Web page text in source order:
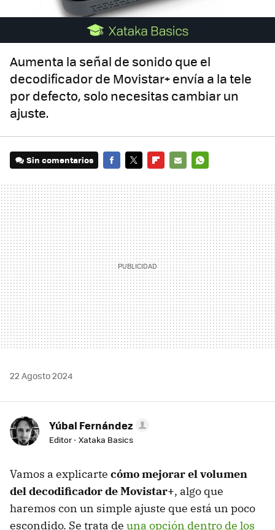
Aumenta la señal de sonido que el
decodificador de Movistar+ envía a la tele
por defecto, solo necesitas cambiar un
ajuste.
Sin comentarios
MAIL
22 Agosto 2024
Yúbal Fernández
Editor - Xataka Basics
Vamos a explicarte cómo mejorar el volumen
del decodificador de Movistar+, algo que
haremos con un simple ajuste que está un poco
escondido. Se trata de una opción dentro de los